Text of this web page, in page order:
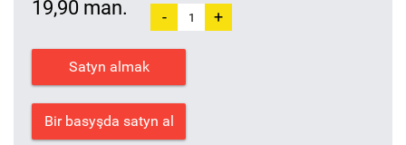
19,90 man. - +
Satyn almak
Bir basyşda satyn al